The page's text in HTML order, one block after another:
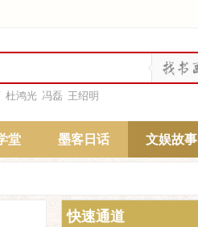
杜鸿光 冯磊 王绍明
堂 墨客日话 文娱故事
快速通道